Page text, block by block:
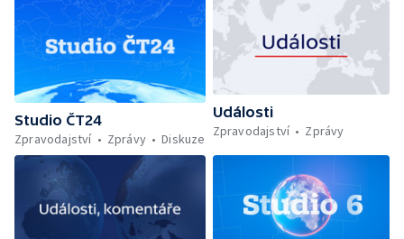
Studio ČT24
Zpravodajství
Zprávy Diskuze
Události
Zpravodajství
Zprávy